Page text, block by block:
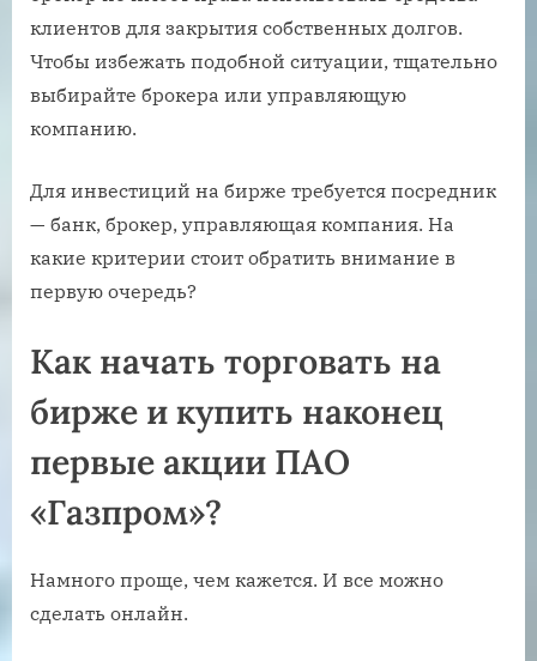
клиентов для закрытия собственных долгов.
Чтобы избежать подобной ситуации, тщательно
выбирайте брокера или управляющую
компанию.
Для инвестиций на бирже требуется посредник
— банк, брокер, управляющая компания. На
какие критерии стоит обратить внимание в
первую очередь?
Как начать торговать на
бирже и купить наконец
первые акции ПАО
«Газпром»?
Намного проще, чем кажется. И все можно
сделать онлайн.